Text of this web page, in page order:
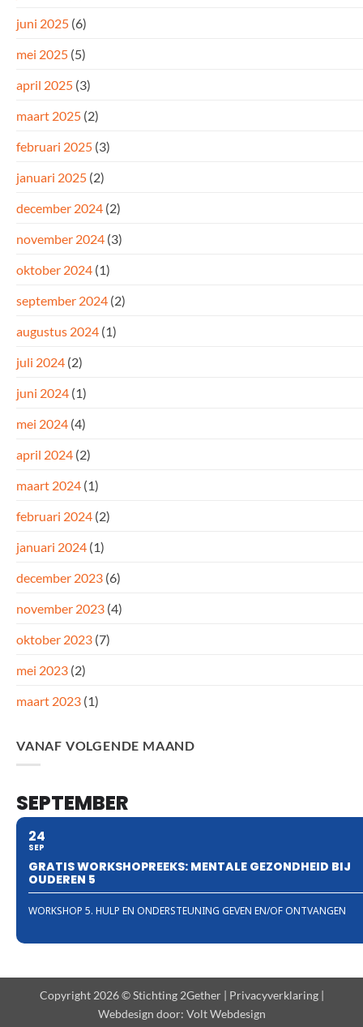
juni 2025 (6)
mei 2025 (5)
april 2025 (3)
maart 2025 (2)
februari 2025 (3)
januari 2025 (2)
december 2024 (2)
november 2024 (3)
oktober 2024 (1)
september 2024 (2)
augustus 2024 (1)
juli 2024 (2)
juni 2024 (1)
mei 2024 (4)
april 2024 (2)
maart 2024 (1)
februari 2024 (2)
januari 2024 (1)
december 2023 (6)
november 2023 (4)
oktober 2023 (7)
mei 2023 (2)
maart 2023 (1)
VANAF VOLGENDE MAAND
SEPTEMBER
24
SEP
GRATIS WORKSHOPREEKS: MENTALE GEZONDHEID BIJ
OUDEREN 5
WORKSHOP 5. HULP EN ONDERSTEUNING GEVEN EN/OF ONTVANGEN
Copyright 2026 © Stichting 2Gether | Privacyverklaring|
Webdesign door: Volt Webdesign